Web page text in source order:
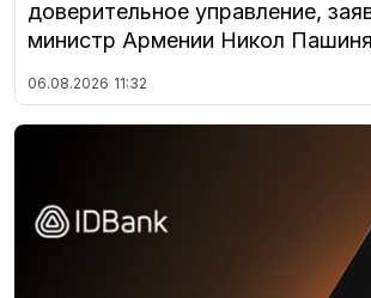
доверительное управление,
министр Армении Никол
06.08.2026 11:32